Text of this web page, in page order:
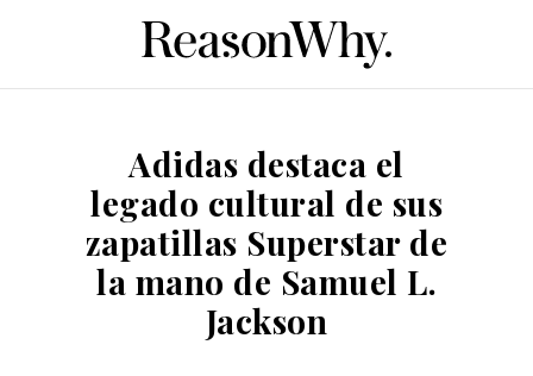
Adidas destaca el
legado cultural de sus
zapatillas Superstar de
la mano de Samuel L.
Jackson